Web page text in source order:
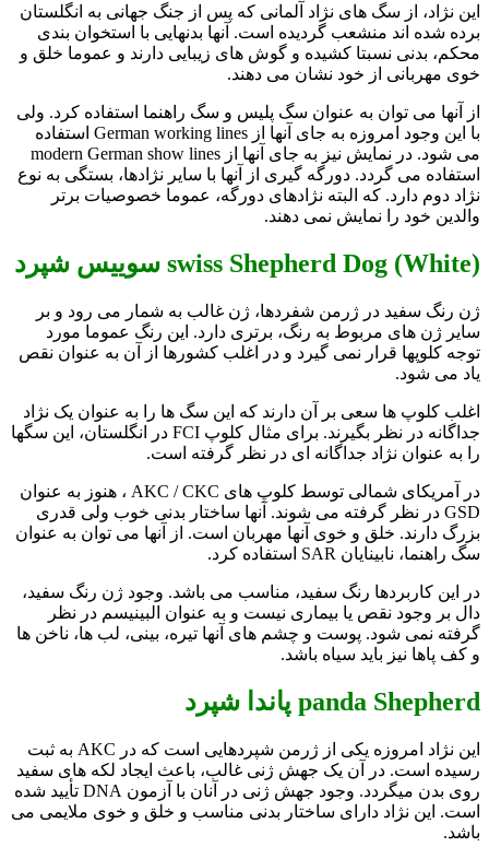
این نژاد، از سگ های نژاد آلمانی که پس از جنگ جهانی به انگلستان
برده شده اند منشعب گردیده است. آنها بدنهایی با استخوان بندی
محکم، بدنی نسبتا کشیده و گوش های زیبایی دارند و عموما خلق و
خوی مهربانی از خود نشان می دهند.
از آنها می توان به عنوان سگ پلیس و سگ راهنما استفاده کرد. ولی
با این وجود امروزه به جای آنها از German working lines استفاده
می شود. در نمایش نیز به جای آنها از modern German show lines
استفاده می گردد. دورگه گیری از آنها با سایر نژادها، بستگی به نوع
نژاد دوم دارد. که البته نژادهای دورگه، عموما خصوصیات برتر
والدین خود را نمایش نمی دهند.
swiss Shepherd Dog (White) سوییس شپرد
ژن رنگ سفید در ژرمن شفردها، ژن غالب به شمار می رود و بر
سایر ژن های مربوط به رنگ، برتری دارد. این رنگ عموما مورد
توجه کلوپها قرار نمی گیرد و در اغلب کشورها از آن به عنوان نقص
یاد می شود.
اغلب کلوپ ها سعی بر آن دارند که این سگ ها را به عنوان یک نژاد
جداگانه در نظر بگیرند. برای مثال کلوپ FCI در انگلستان، این سگها
را به عنوان نژاد جداگانه ای در نظر گرفته است.
در آمریکای شمالی توسط کلوپ های AKC / CKC ، هنوز به عنوان
GSD در نظر گرفته می شوند. آنها ساختار بدنی خوب ولی قدری
بزرگ دارند. خلق و خوی آنها مهربان است. از آنها می توان به عنوان
سگ راهنما، نابینایان SAR استفاده کرد.
در این کاربردها رنگ سفید، مناسب می باشد. وجود ژن رنگ سفید،
دال بر وجود نقص یا بیماری نیست و به عنوان البینیسم در نظر
گرفته نمی شود. پوست و چشم های آنها تیره، بینی، لب ها، ناخن ها
و کف پاها نیز باید سیاه باشد.
panda Shepherd پاندا شپرد
این نژاد امروزه یکی از ژرمن شپردهایی است که در AKC به ثبت
رسیده است. در آن یک جهش ژنی غالب، باعث ایجاد لکه های سفید
روی بدن میگردد. وجود جهش ژنی در آنان با آزمون DNA تأیید شده
است. این نژاد دارای ساختار بدنی مناسب و خلق و خوی ملایمی می
باشد.